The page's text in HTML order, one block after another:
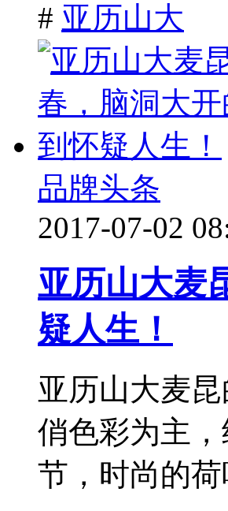
# 亚历山大
品牌头条
2017-07-02
亚历山大麦
疑人生！
亚历山大麦
俏色彩为主
节，时尚的